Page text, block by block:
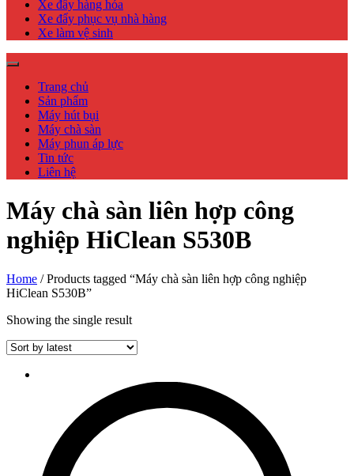
Xe đẩy hàng hóa
Xe đẩy phục vụ nhà hàng
Xe làm vệ sinh
Trang chủ
Sản phẩm
Máy hút bụi
Máy chà sàn
Máy phun áp lực
Tin tức
Liên hệ
Máy chà sàn liên hợp công
nghiệp HiClean S530B
Home / Products tagged “Máy chà sàn liên hợp công nghiệp
HiClean S530B”
Showing the single result